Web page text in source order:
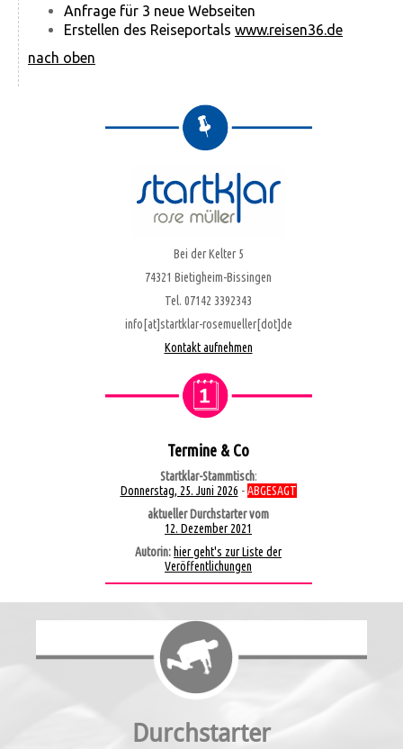
Anfrage für 3 neue Webseiten
Erstellen des Reiseportals www.reisen36.de
nach oben
Bei der Kelter 5
74321 Bietigheim-Bissingen
Tel. 07142 3392343
info[at]startklar-rosemueller[dot]de
Kontakt aufnehmen
Termine & Co
Startklar-Stammtisch:
Donnerstag, 25. Juni 2026 -ABGESAGT
aktueller Durchstarter vom
12. Dezember 2021
Autorin: hier geht's zur Liste der
Veröffentlichungen
Durchstarter